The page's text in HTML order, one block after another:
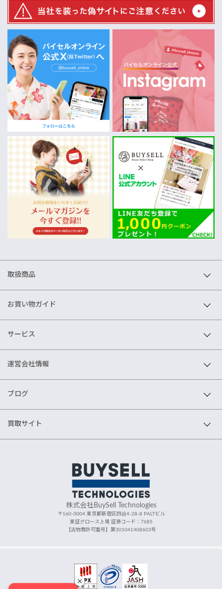
取扱商品
お買い物ガイド
サービス
運営会社情報
ブログ
買取サイト
株式会社BuySell Technologies
〒160-0004 東京都新宿区四谷4-28-8 PALTビル
東証グロース上場 証券コード：7685
【古物商許可番号】第301041408603号